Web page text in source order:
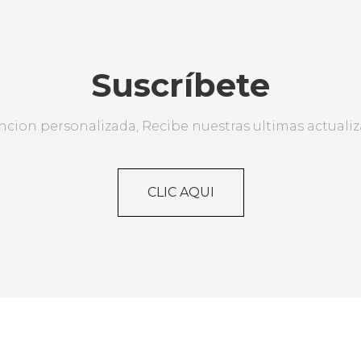
Suscríbete
personalizada, Recibe nuestras ultimas
CLIC AQUI